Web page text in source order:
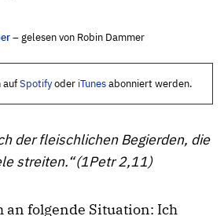
– gelesen von Robin Dammer
aufSpotifyoder iTunesabonniert werden.
der fleischlichen Begierden, die
streiten.“(1Petr 2,11)
folgende Situation: Ich